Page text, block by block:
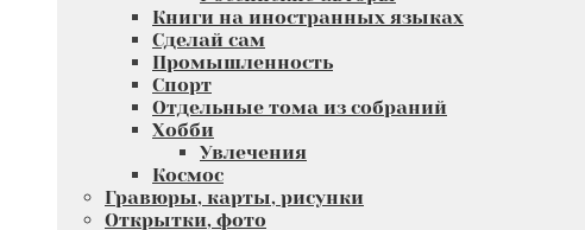
Книги на иностранных языках
Сделай сам
Промышленность
Спорт
Отдельные тома из собраний
Хобби
Увлечения
Космос
Гравюры, карты, рисунки
Открытки, фото